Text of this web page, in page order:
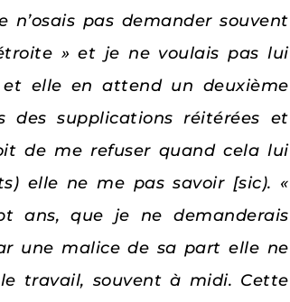
pas demander souvent
» et je ne voulais pas lui
elle en attend un deuxième
des supplications réitérées et
de me refuser quand cela lui
elle ne me pas savoir [sic). «
ans, que je ne demanderais
une malice de sa part elle ne
travail, souvent à midi. Cette